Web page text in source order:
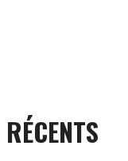
RÉCENTS